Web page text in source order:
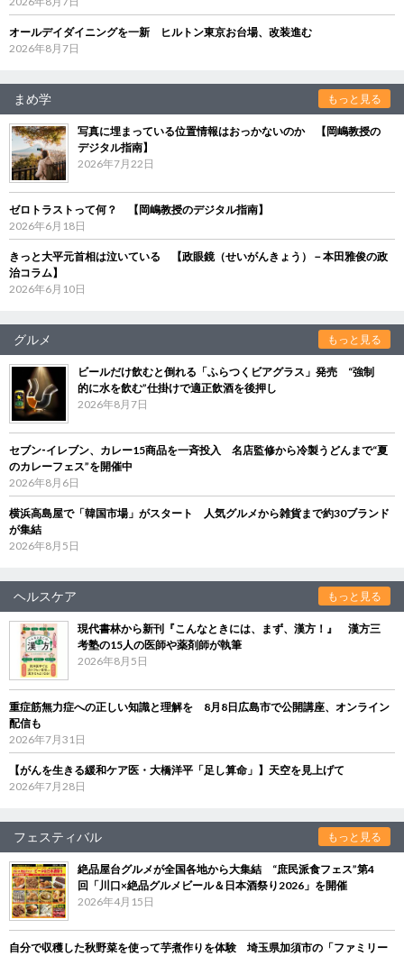
オールデイダイニングを一新 ヒルトン東京お台場、改装進む
2026年8月7日
まめ学 もっと見る
写真に埋まっている位置情報はおっかないのか 【岡嶋教授の
デジタル指南】
2026年7月22日
ゼロトラストって何？ 【岡嶋教授のデジタル指南】
2026年6月18日
きっと大平元首相は泣いている 【政眼鏡（せいがんきょう）－本田雅俊の政
治コラム】
2026年6月10日
グルメ もっと見る
ビールだけ飲むと倒れる「ふらつくビアグラス」発売 “強制
的に水を飲む”仕掛けで適正飲酒を後押し
2026年8月7日
セブン‐イレブン、カレー15商品を一斉投入 名店監修から冷製うどんまで“夏
のカレーフェス”を開催中
2026年8月6日
横浜高島屋で「韓国市場」がスタート 人気グルメから雑貨まで約30ブランド
が集結
2026年8月5日
ヘルスケア もっと見る
現代書林から新刊『こんなときには、まず、漢方！』 漢方三
考塾の15人の医師や薬剤師が執筆
2026年8月5日
重症筋無力症への正しい知識と理解を 8月8日広島市で公開講座、オンライン
配信も
2026年7月31日
【がんを生きる緩和ケア医・大橋洋平「足し算命」】天空を見上げて
2026年7月28日
フェスティバル もっと見る
絶品屋台グルメが全国各地から大集結 “庶民派食フェス”第4
回「川口×絶品グルメビール＆日本酒祭り2026」を開催
2026年4月15日
自分で収穫した秋野菜を使って芋煮作りを体験 埼玉県加須市の「ファミリー